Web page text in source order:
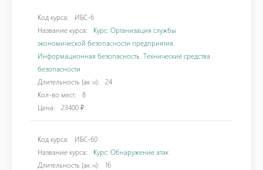
Код курса:
ИБС-6
Название курса:
Курс: Организация службы
экономической безопасности предприятия.
Информационная безопасность. Технические средства
безопасности
Длительность (ак.ч):
24
Кол-во мест:
8
Цена:
23400 ₽
Код курса:
ИБС-60
Название курса:
Курс: Обнаружение атак
Длительность (ак.ч):
16